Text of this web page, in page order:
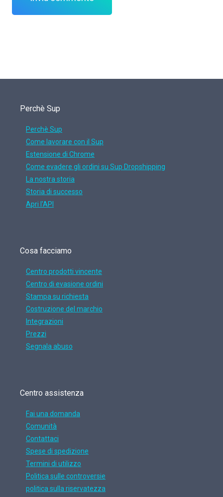
Perchè Sup
Perchè Sup
Come lavorare con il Sup
Estensione di Chrome
Come evadere gli ordini su Sup Dropshipping
La nostra storia
Storia di successo
Apri l'API
Cosa facciamo
Centro prodotti vincente
Centro di evasione ordini
Stampa su richiesta
Costruzione del marchio
Integrazioni
Prezzi
Segnala abuso
Centro assistenza
Fai una domanda
Comunità
Contattaci
Spese di spedizione
Termini di utilizzo
Politica sulle controversie
politica sulla riservatezza